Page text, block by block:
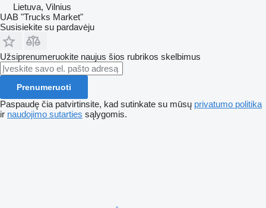
Lietuva, Vilnius
UAB "Trucks Market"
Susisiekite su pardavėju
Užsiprenumeruokite naujus šios rubrikos skelbimus
Prenumeruoti
Paspaudę čia patvirtinsite, kad sutinkate su mūsų privatumo politika
ir naudojimo sutarties sąlygomis.